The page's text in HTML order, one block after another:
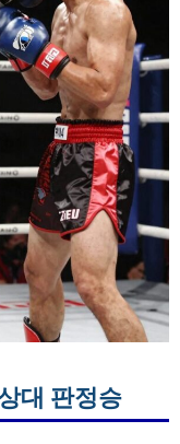
대 판정승